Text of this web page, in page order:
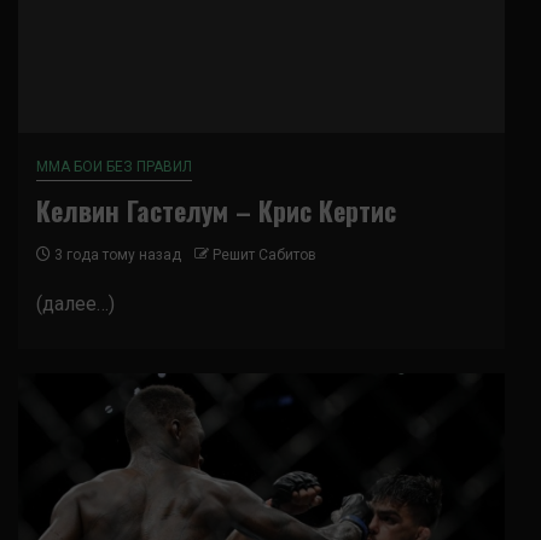
ММА БОИ БЕЗ ПРАВИЛ
Келвин Гастелум – Крис Кертис
3 года тому назад Решит Сабитов
(далее…)